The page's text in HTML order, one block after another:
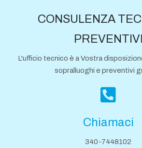
CONSULENZA
PREVENTIVI
L'ufficio tecnico è a Vostra
sopralluoghi e preventivi
Chiamaci
340-7448102